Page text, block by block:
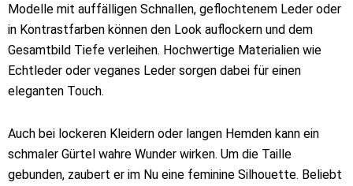
Modelle mit auffälligen Schnallen, geflochtenem Leder oder
in Kontrastfarben können den Look auflockern und dem
Gesamtbild Tiefe verleihen. Hochwertige Materialien wie
Echtleder oder veganes Leder sorgen dabei für einen
eleganten Touch.
Auch bei lockeren Kleidern oder langen Hemden kann ein
schmaler Gürtel wahre Wunder wirken. Um die Taille
gebunden, zaubert er im Nu eine feminine Silhouette. Beliebt